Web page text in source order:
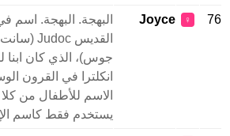
76
♀
Joyce
جوس)، الذي كان ابنا
انكلترا في القرون
الاسم للأطفال من
يستخدم فقط كاسم